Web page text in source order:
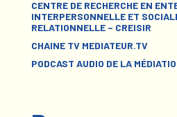
CENTRE DE RECHERCHE EN
INTERPERSONNELLE ET
RELATIONNELLE – CREISIR
CHAINE TV MEDIATEUR.TV
PODCAST AUDIO DE LA